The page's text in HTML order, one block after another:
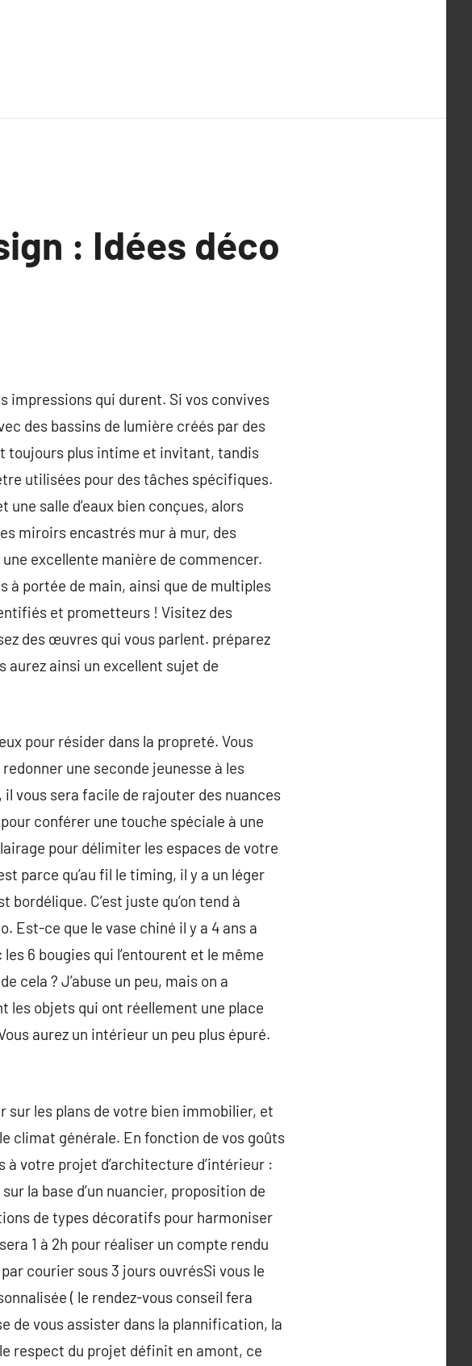
: Idées déco
impressions qui durent. Si vos convives
des bassins de lumière créés par des
toujours plus intime et invitant, tandis
utilisées pour des tâches spécifiques.
une salle d’eaux bien conçues, alors
miroirs encastrés mur à mur, des
excellente manière de commencer.
à portée de main, ainsi que de multiples
et prometteurs ! Visitez des
des œuvres qui vous parlent. préparez
aurez ainsi un excellent sujet de
pour résider dans la propreté. Vous
une seconde jeunesse à les
vous sera facile de rajouter des nuances
conférer une touche spéciale à une
pour délimiter les espaces de votre
parce qu’au fil le timing, il y a un léger
C’est juste qu’on tend à
Est-ce que le vase chiné il y a 4 ans a
6 bougies qui l’entourent et le même
cela ? J’abuse un peu, mais on a
les objets qui ont réellement une place
aurez un intérieur un peu plus épuré.
sur les plans de votre bien immobilier, et
climat générale. En fonction de vos goûts
votre projet d’architecture d’intérieur :
la base d’un nuancier, proposition de
de types décoratifs pour harmoniser
1 à 2h pour réaliser un compte rendu
courier sous 3 jours ouvrésSi vous le
( le rendez-vous conseil fera
de vous assister dans la plannification, la
respect du projet définit en amont, ce